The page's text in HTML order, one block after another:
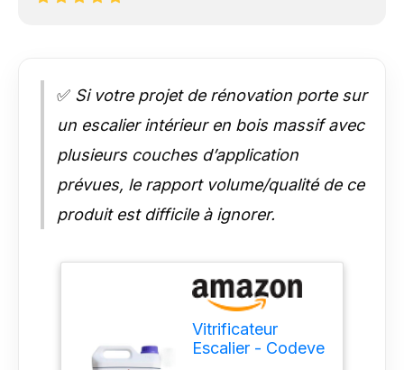
✅ Si votre projet de rénovation porte sur
un escalier intérieur en bois massif avec
plusieurs couches d’application
prévues, le rapport volume/qualité de ce
produit est difficile à ignorer.
Vitrificateur
Escalier - Codeve